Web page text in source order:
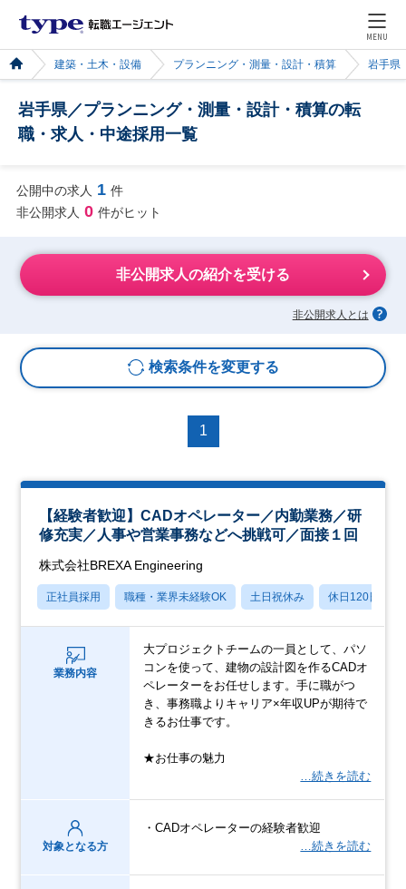
MENU
建築・土木・設備 プランニング・測量・設計・積算 岩手県
岩手県／プランニング・測量・設計・積算の転
職・求人・中途採用一覧
公開中の求人 1 件
非公開求人 0 件がヒット
非公開求人の紹介を受ける
非公開求人とは
検索条件を変更する
1
【経験者歓迎】CADオペレーター／内勤業務／研
修充実／人事や営業事務などへ挑戦可／面接１回
株式会社BREXA Engineering
正社員採用 職種・業界未経験OK 土日祝休み 休日120日以上
業務内容
大プロジェクトチームの一員として、パソ
コンを使って、建物の設計図を作るCADオ
ペレーターをお任せします。手に職がつ
き、事務職よりキャリア×年収UPが期待で
きるお仕事です。
★お仕事の魅力
…続きを読む
対象となる方
・CADオペレーターの経験者歓迎
…続きを読む